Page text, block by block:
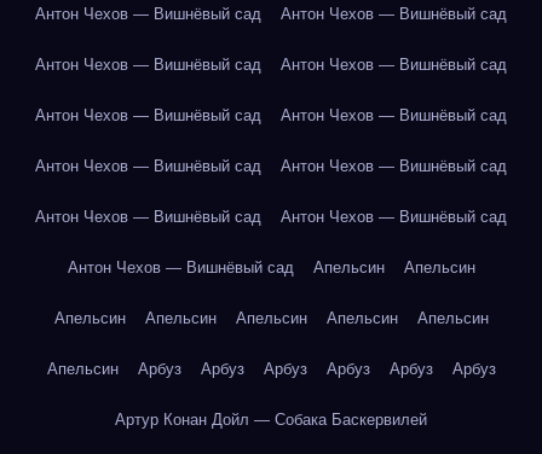
Антон Чехов — Вишнёвый сад Антон Чехов — Вишнёвый сад
Антон Чехов — Вишнёвый сад Антон Чехов — Вишнёвый сад
Антон Чехов — Вишнёвый сад Антон Чехов — Вишнёвый сад
Антон Чехов — Вишнёвый сад Антон Чехов — Вишнёвый сад
Антон Чехов — Вишнёвый сад Антон Чехов — Вишнёвый сад
Антон Чехов — Вишнёвый сад Апельсин Апельсин
Апельсин Апельсин Апельсин Апельсин Апельсин
Апельсин Арбуз Арбуз Арбуз Арбуз Арбуз Арбуз
Артур Конан Дойл — Собака Баскервилей